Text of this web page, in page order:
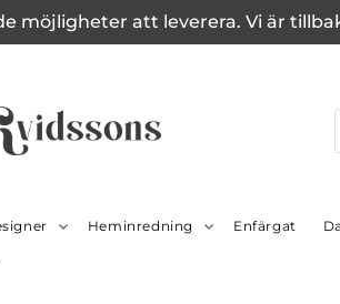
möjligheter att leverera. Vi är
Heminredning Enfärgat